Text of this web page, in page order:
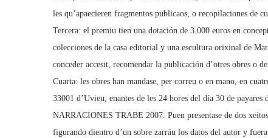
les qu’apaecieren fragmentos publicaos, o recopilaciones de
Tercera: el premiu tien una dotación de 3.000 euros en
colecciones de la casa editorial y una escultura orixinal de
conceder accesit, recomendar la publicación d’otres obres o
Cuarta: les obres han mandase, per correu o en mano, en
33001 d’Uvieu, enantes de les 24 hores del día 30 de
NARRACIONES TRABE 2007. Puen presentase de dos
figurando dientro d’un sobre zarráu los datos del autor y